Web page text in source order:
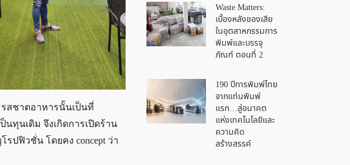
สชาตอาหารนั้นเป็นที่
ทุนเดิม จึงเกิดการเปิดร้าน
ปฟิวชั่น โดยคง concept ว่า
Waste Matters:
เบื้องหลังของเสีย
ในอุตสาหกรรมการ
พิมพ์และบรรจุ
ภัณฑ์ ตอนที่ 2
190 ปีการพิมพ์ไทย
จากแท่นพิมพ์
แรก…สู่อนาคต
แห่งเทคโนโลยีและ
ความคิด
สร้างสรรค์